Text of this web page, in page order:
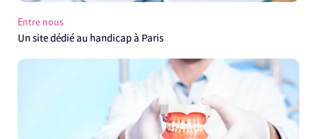
Entre nous
Un site dédié au handicap à Paris